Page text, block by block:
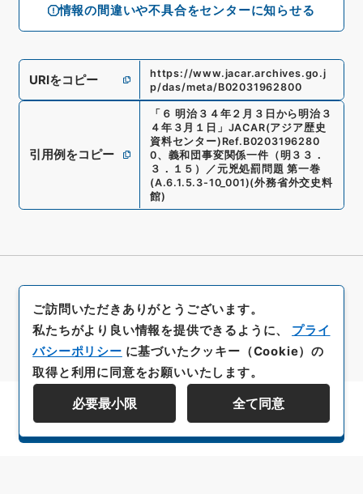
情報の間違いや不具合をセンターに知らせる
URIをコピー
https://www.jacar.archives.go.j
p/das/meta/B02031962800
引用例をコピー
「 ６ 明治３４年２月３日から明治３
４年３月１日 」 JACAR(アジア歴史
資料センター) Ref. B0203196280
0、 義和団事変関係一件（明３３．
３．１５）／元兇処罰問題 第一巻
(A.6.1.5.3-10_001)(外務省外交史料
館)
資料群階層を表示する
ご訪問いただきありがとうございます。
私たちがより良い情報を提供できるように、 プライ
バシーポリシー に基づいたクッキー（Cookie）の
取得と利用に同意をお願いいたします。
必要最小限 全て同意